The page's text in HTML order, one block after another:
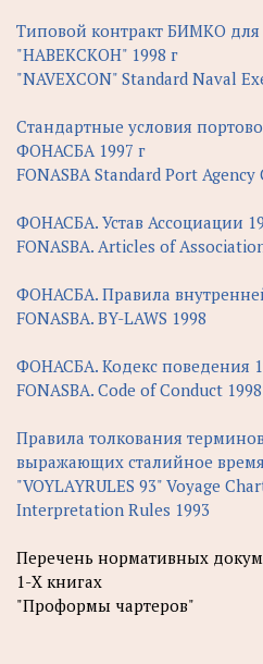
Типовой контракт БИМКО
"НАВЕКСКОН" 1998 г
"NAVEXCON" Standard Naval
Стандартные условия
ФОНАСБА 1997 г
FONASBA Standard Port
ФОНАСБА. Устав Ассоциации
FONASBA. Articles of
ФОНАСБА. Правила
FONASBA. BY-LAWS 1998
ФОНАСБА. Кодекс поведения
FONASBA. Code of Conduct 1998
Правила толкования
выражающих сталийное
"VOYLAYRULES 93" Voyage
Interpretation Rules 1993
Перечень нормативных
1-Х книгах
"Проформы чартеров"